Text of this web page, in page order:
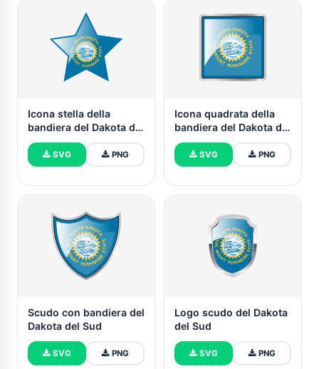
Icona stella della
bandiera del Dakota del
Sud
SVG PNG
Icona quadrata della
bandiera del Dakota del
Sud
SVG PNG
Scudo con bandiera del
Dakota del Sud
SVG PNG
Logo scudo del Dakota
del Sud
SVG PNG